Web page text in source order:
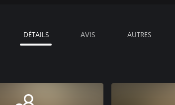
DÉTAILS AVIS AUTRES